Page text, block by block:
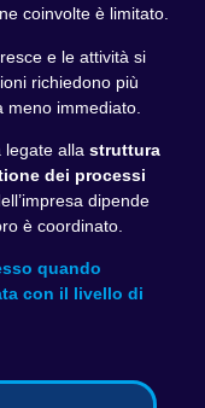
coinvolte è limitato.
e le attività si
richiedono più
meno immediato.
legate alla struttura
dei processi
dipende
è coordinato.
quando
con il livello di